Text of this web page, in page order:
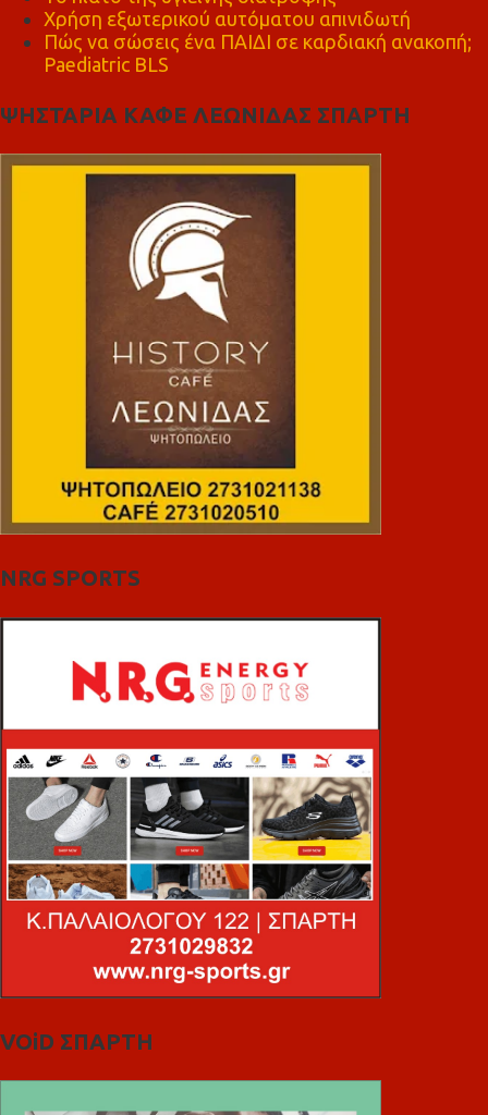
Χρήση εξωτερικού αυτόματου απινιδωτή
Πώς να σώσεις ένα ΠΑΙΔΙ σε καρδιακή ανακοπή;
Paediatric BLS
ΨΗΣΤΑΡΙΑ ΚΑΦΕ ΛΕΩΝΙΔΑΣ ΣΠΑΡΤΗ
NRG SPORTS
VOiD ΣΠΑΡΤΗ